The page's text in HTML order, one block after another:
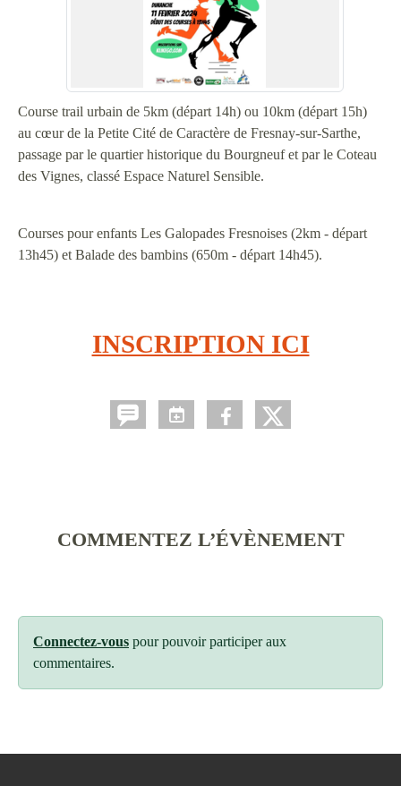
Course trail urbain de 5km (départ 14h) ou 10km (départ 15h)
au cœur de la Petite Cité de Caractère de Fresnay-sur-Sarthe,
passage par le quartier historique du Bourgneuf et par le Coteau
des Vignes, classé Espace Naturel Sensible.
Courses pour enfants Les Galopades Fresnoises (2km - départ
13h45) et Balade des bambins (650m - départ 14h45).
INSCRIPTION ICI
COMMENTEZ L’ÉVÈNEMENT
Connectez-vous pour pouvoir participer aux
commentaires.